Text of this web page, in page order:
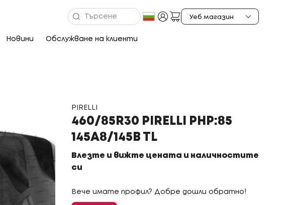
Новини Обслужване на клиенти
PIRELLI
460/85R30 PIRELLI PHP:85
145A8/145B TL
Влезте и вижте цената и наличностите
си
Вече имате профил? Добре дошли обратно!